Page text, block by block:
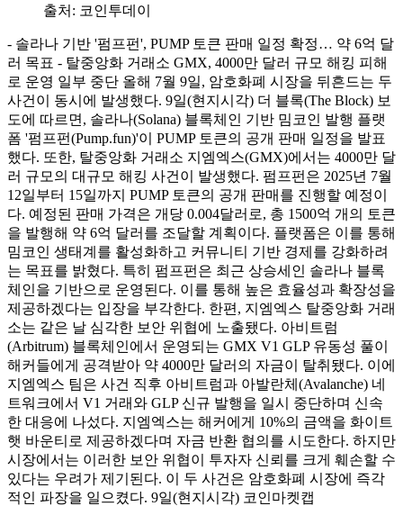
출처: 코인투데이
- 솔라나 기반 '펌프펀', PUMP 토큰 판매 일정 확정… 약 6억 달
러 목표 - 탈중앙화 거래소 GMX, 4000만 달러 규모 해킹 피해
로 운영 일부 중단 올해 7월 9일, 암호화폐 시장을 뒤흔드는 두
사건이 동시에 발생했다. 9일(현지시각) 더 블록(The Block) 보
도에 따르면, 솔라나(Solana) 블록체인 기반 밈코인 발행 플랫
폼 '펌프펀(Pump.fun)'이 PUMP 토큰의 공개 판매 일정을 발표
했다. 또한, 탈중앙화 거래소 지엠엑스(GMX)에서는 4000만 달
러 규모의 대규모 해킹 사건이 발생했다. 펌프펀은 2025년 7월
12일부터 15일까지 PUMP 토큰의 공개 판매를 진행할 예정이
다. 예정된 판매 가격은 개당 0.004달러로, 총 1500억 개의 토큰
을 발행해 약 6억 달러를 조달할 계획이다. 플랫폼은 이를 통해
밈코인 생태계를 활성화하고 커뮤니티 기반 경제를 강화하려
는 목표를 밝혔다. 특히 펌프펀은 최근 상승세인 솔라나 블록
체인을 기반으로 운영된다. 이를 통해 높은 효율성과 확장성을
제공하겠다는 입장을 부각한다. 한편, 지엠엑스 탈중앙화 거래
소는 같은 날 심각한 보안 위협에 노출됐다. 아비트럼
(Arbitrum) 블록체인에서 운영되는 GMX V1 GLP 유동성 풀이
해커들에게 공격받아 약 4000만 달러의 자금이 탈취됐다. 이에
지엠엑스 팀은 사건 직후 아비트럼과 아발란체(Avalanche) 네
트워크에서 V1 거래와 GLP 신규 발행을 일시 중단하며 신속
한 대응에 나섰다. 지엠엑스는 해커에게 10%의 금액을 화이트
햇 바운티로 제공하겠다며 자금 반환 협의를 시도한다. 하지만
시장에서는 이러한 보안 위협이 투자자 신뢰를 크게 훼손할 수
있다는 우려가 제기된다. 이 두 사건은 암호화폐 시장에 즉각
적인 파장을 일으켰다. 9일(현지시각) 코인마켓캡